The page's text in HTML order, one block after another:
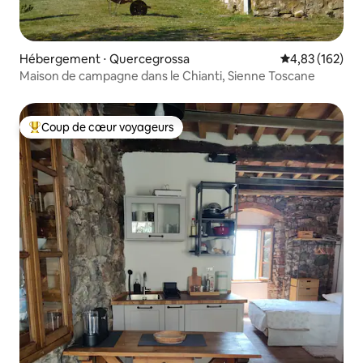
Hébergement ⋅ Quercegrossa Évaluation
4,83 (162)
Maison de campagne dans le Chianti, Sienne Toscane
Coups de cœur voyageurs les plus appréciés
Coup de cœur voyageurs